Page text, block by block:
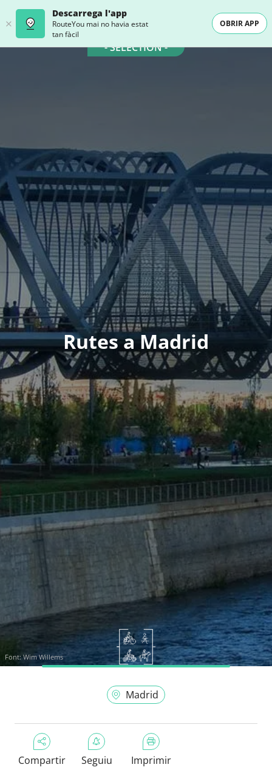
Descarrega l'app
RouteYou mai no havia estat
tan fàcil
OBRIR APP
- SELECTION -
Rutes a Madrid
Font: Wim Willems
Madrid
Compartir Seguiu Imprimir